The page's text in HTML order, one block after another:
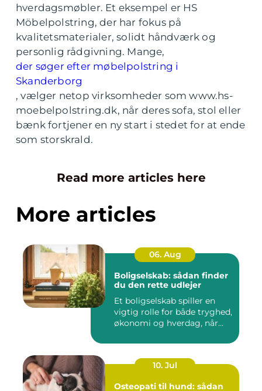
hverdagsmøbler. Et eksempel er HS
Möbelpolstring, der har fokus på
kvalitetsmaterialer, solidt håndværk og
personlig rådgivning. Mange,
der søger efter møbelpolstring i
Skanderborg
, vælger netop virksomheder som www.hs-
moebelpolstring.dk, når deres sofa, stol eller
bænk fortjener en ny start i stedet for at ende
som storskrald.
Read more articles here
More articles
06. Aug
Boligselskab: sådan finder
du den rette udlejer
Et boligselskab spiller en
vigtig rolle for både tryghed,
økonomi og hverdag, når...
10. Jul
Osteopati til hund: sådan